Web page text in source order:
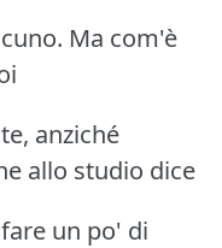
Ma com'è
anziché
allo studio dice
un po' di